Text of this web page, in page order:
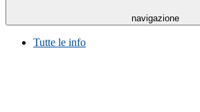
navigazione
Tutte le info